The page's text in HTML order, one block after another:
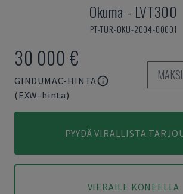
Okuma - LVT300
PT-TUR-OKU-2004-00001
30 000 €
GINDUMAC-HINTA
(EXW-hinta)
PYYDÄ VIRALLISTA
VIERAILE KONEELLA